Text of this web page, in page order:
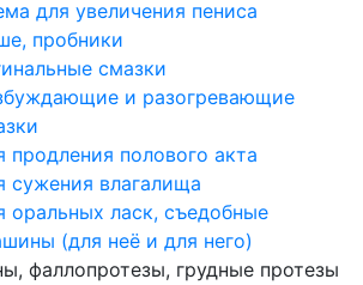
для увеличения пениса
пробники
смазки
и разогревающие
продления полового акта
сужения влагалища
оральных ласк, съедобные
(для неё и для него)
фаллопротезы, грудные протезы